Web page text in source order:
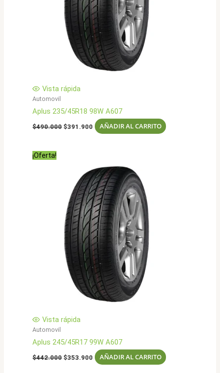
Vista rápida
Automovil
Aplus 235/45R18 98W A607
$490.000 El
$391.900 El
precio
AÑADIR AL CARRITO
¡Oferta!
Vista rápida
Automovil
Aplus 245/45R17 99W A607
$442.000 El
$353.900 El
precio
AÑADIR AL CARRITO